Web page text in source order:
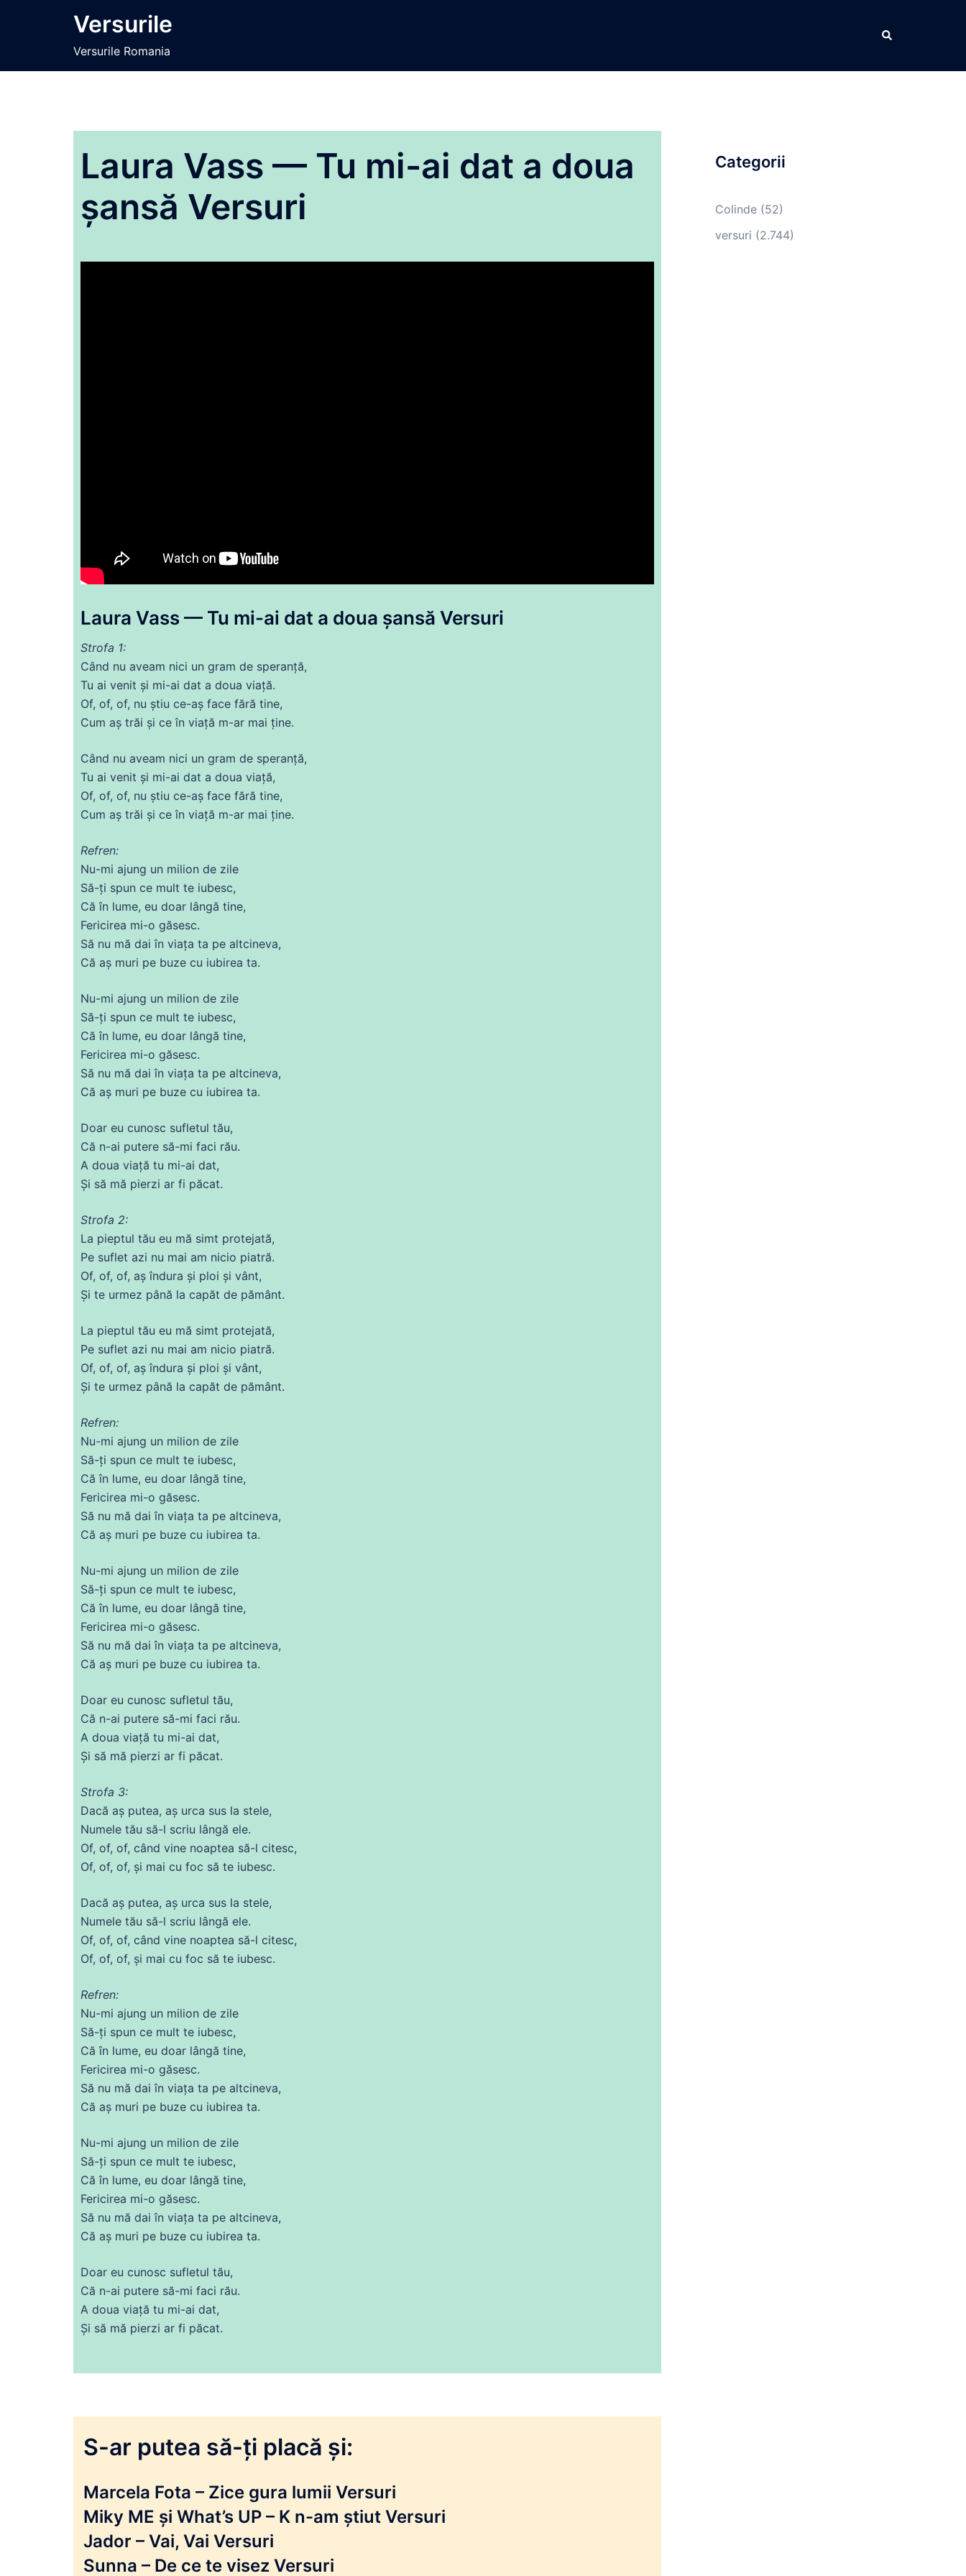
Versurile
Versurile Romania
Caută
Laura Vass — Tu mi-ai dat a doua
șansă Versuri
Laura Vass — Tu mi-ai dat a doua șansă Versuri
Strofa 1:
Când nu aveam nici un gram de speranță,
Tu ai venit și mi-ai dat a doua viață.
Of, of, of, nu știu ce-aș face fără tine,
Cum aș trăi și ce în viață m-ar mai ține.
Când nu aveam nici un gram de speranță,
Tu ai venit și mi-ai dat a doua viață,
Of, of, of, nu știu ce-aș face fără tine,
Cum aș trăi și ce în viață m-ar mai ține.
Refren:
Nu-mi ajung un milion de zile
Să-ți spun ce mult te iubesc,
Că în lume, eu doar lângă tine,
Fericirea mi-o găsesc.
Să nu mă dai în viața ta pe altcineva,
Că aș muri pe buze cu iubirea ta.
Nu-mi ajung un milion de zile
Să-ți spun ce mult te iubesc,
Că în lume, eu doar lângă tine,
Fericirea mi-o găsesc.
Să nu mă dai în viața ta pe altcineva,
Că aș muri pe buze cu iubirea ta.
Doar eu cunosc sufletul tău,
Că n-ai putere să-mi faci rău.
A doua viață tu mi-ai dat,
Și să mă pierzi ar fi păcat.
Strofa 2:
La pieptul tău eu mă simt protejată,
Pe suflet azi nu mai am nicio piatră.
Of, of, of, aș îndura și ploi și vânt,
Și te urmez până la capăt de pământ.
La pieptul tău eu mă simt protejată,
Pe suflet azi nu mai am nicio piatră.
Of, of, of, aș îndura și ploi și vânt,
Și te urmez până la capăt de pământ.
Refren:
Nu-mi ajung un milion de zile
Să-ți spun ce mult te iubesc,
Că în lume, eu doar lângă tine,
Fericirea mi-o găsesc.
Să nu mă dai în viața ta pe altcineva,
Că aș muri pe buze cu iubirea ta.
Nu-mi ajung un milion de zile
Să-ți spun ce mult te iubesc,
Că în lume, eu doar lângă tine,
Fericirea mi-o găsesc.
Să nu mă dai în viața ta pe altcineva,
Că aș muri pe buze cu iubirea ta.
Doar eu cunosc sufletul tău,
Că n-ai putere să-mi faci rău.
A doua viață tu mi-ai dat,
Și să mă pierzi ar fi păcat.
Strofa 3:
Dacă aș putea, aș urca sus la stele,
Numele tău să-l scriu lângă ele.
Of, of, of, când vine noaptea să-l citesc,
Of, of, of, și mai cu foc să te iubesc.
Dacă aș putea, aș urca sus la stele,
Numele tău să-l scriu lângă ele.
Of, of, of, când vine noaptea să-l citesc,
Of, of, of, și mai cu foc să te iubesc.
Refren:
Nu-mi ajung un milion de zile
Să-ți spun ce mult te iubesc,
Că în lume, eu doar lângă tine,
Fericirea mi-o găsesc.
Să nu mă dai în viața ta pe altcineva,
Că aș muri pe buze cu iubirea ta.
Nu-mi ajung un milion de zile
Să-ți spun ce mult te iubesc,
Că în lume, eu doar lângă tine,
Fericirea mi-o găsesc.
Să nu mă dai în viața ta pe altcineva,
Că aș muri pe buze cu iubirea ta.
Doar eu cunosc sufletul tău,
Că n-ai putere să-mi faci rău.
A doua viață tu mi-ai dat,
Și să mă pierzi ar fi păcat.
S-ar putea să-ți placă și:
Marcela Fota – Zice gura lumii Versuri
Miky ME și What’s UP – K n-am știut Versuri
Jador – Vai, Vai Versuri
Sunna – De ce te visez Versuri
Categorii
Colinde(52)
versuri (2.744)